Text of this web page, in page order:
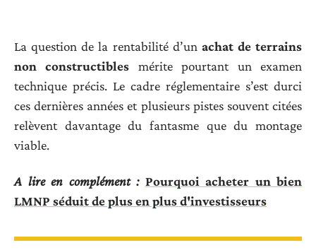
La question de la rentabilité d’un achat de terrains
non constructibles mérite pourtant un examen
technique précis. Le cadre réglementaire s’est durci
ces dernières années et plusieurs pistes souvent citées
relèvent davantage du fantasme que du montage
viable.
A lire en complément : Pourquoi acheter un bien
LMNP séduit de plus en plus d'investisseurs